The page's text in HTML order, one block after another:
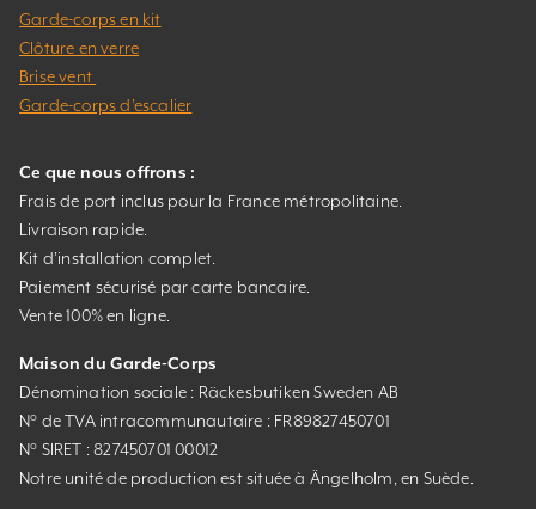
Garde-corps en kit
Clôture en verre
Brise vent
Garde-corps d’escalier
Ce que nous offrons :
Frais de port inclus pour la France métropolitaine.
Livraison rapide.
Kit d’installation complet.
Paiement sécurisé par carte bancaire.
Vente 100% en ligne.
Maison du Garde-Corps
Dénomination sociale : Räckesbutiken Sweden AB
N° de TVA intracommunautaire : FR89827450701
N° SIRET : 827450701 00012
Notre unité de production est située à Ängelholm, en Suède.